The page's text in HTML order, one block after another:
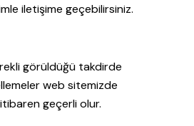
iletişime geçebilirsiniz.
görüldüğü takdirde
web sitemizde
geçerli olur.